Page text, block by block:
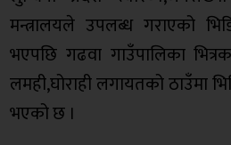
मन्त्रालयले उपलब्ध गराएको
भएपछि गढवा गाउँपालिका
लमही,घोराही लगायतको ठाउँमा
भएको छ ।